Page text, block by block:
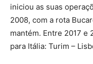
iniciou as suas
2008, com a rota
mantém. Entre 2017 e
para Itália: Turim –